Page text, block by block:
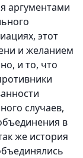
аргументами
этот
и желанием
и то, что
случаев,
в
же история